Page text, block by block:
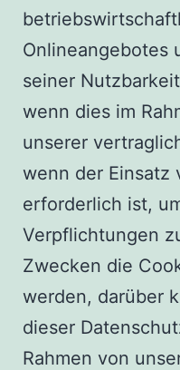
Onlineangebotes
seiner
wenn dies im
unserer
wenn der Einsatz
erforderlich ist,
Verpflichtungen
Zwecken die
werden, darüber
dieser
Rahmen von